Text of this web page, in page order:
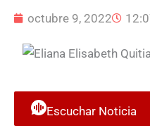
octubre 9, 2022
Escuchar Noticia